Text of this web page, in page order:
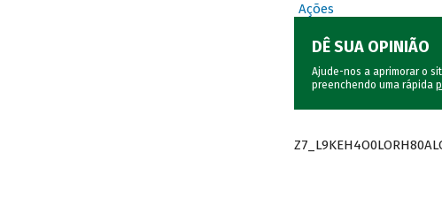
Ações
DÊ SUA OPINIÃO
Ajude-nos a aprimorar o
preenchendo uma rápida